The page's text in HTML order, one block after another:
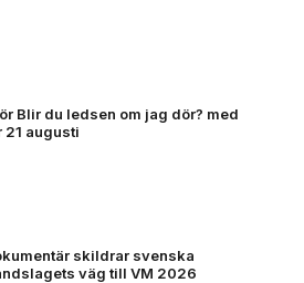
Blir du ledsen om jag dör? med
21 augusti
skildrar svenska
väg till VM 2026